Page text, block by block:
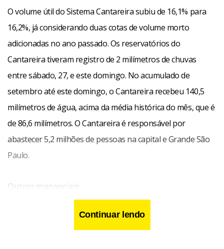
O volume útil do Sistema Cantareira subiu de 16,1% para
16,2%, já considerando duas cotas de volume morto
adicionadas no ano passado. Os reservatórios do
Cantareira tiveram registro de 2 milímetros de chuvas
entre sábado, 27, e este domingo. No acumulado de
setembro até este domingo, o Cantareira recebeu 140,5
milímetros de água, acima da média histórica do mês, que é
de 86,6 milímetros. O Cantareira é responsável por
abastecer 5,2 milhões de pessoas na capital e Grande São
Paulo.
Outros mananciais
Continuar lendo